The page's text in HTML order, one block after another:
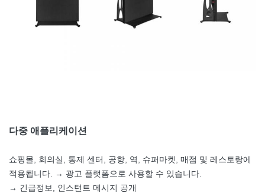
다중 애플리케이션
쇼핑몰, 회의실, 통제 센터, 공항, 역, 슈퍼마켓, 매점 및 레스토랑에
적용됩니다. → 광고 플랫폼으로 사용할 수 있습니다.
→ 긴급정보, 인스턴트 메시지 공개